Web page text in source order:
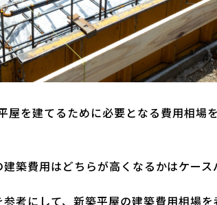
屋を建てるために必要となる費用相場
築費用はどちらが高くなるかはケース
考にして、新築平屋の建築費用相場を